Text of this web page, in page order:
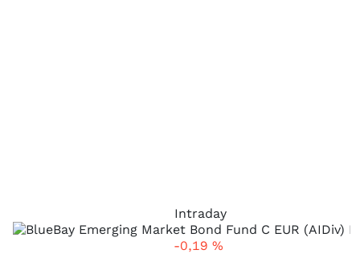
Intraday
-0,19 %